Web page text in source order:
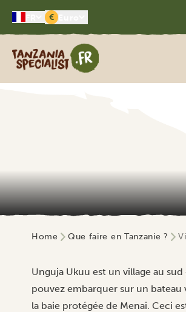
€
Tanzania Specialist
Home Que faire en Tanzanie ?
Unguja Ukuu est un village au
pouvez embarquer sur un bateau
la baie protégée de Menai. Ceci